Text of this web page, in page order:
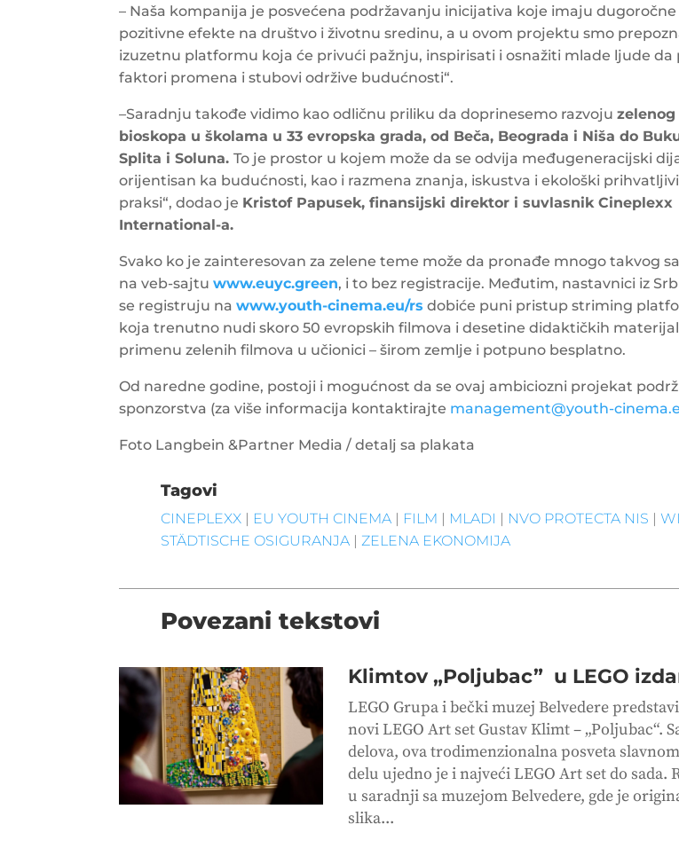
– Naša kompanija je posvećena podržavanju inicijativa koje imaju dugoročne
pozitivne efekte na društvo i životnu sredinu, a u ovom projektu smo
izuzetnu platformu koja će privući pažnju, inspirisati i osnažiti mlade ljude da
faktori promena i stubovi održive budućnosti“.
–Saradnju takođe vidimo kao odličnu priliku da doprinesemo razvojuzelenog
bioskopa u školama u 33 evropska grada, od Beča, Beograda i Niša do
Splita i Soluna.To je prostor u kojem može da se odvija međugeneracijski
orijentisan ka budućnosti, kao i razmena znanja, iskustva i ekološki
praksi“, dodao je Kristof Papusek, finansijski direktor i suvlasnik Cineplexx
International-a.
Svako ko je zainteresovan za zelene teme može da pronađe mnogo takvog
na veb-sajtuwww.euyc.green, i to bez registracije. Međutim, nastavnici iz
se registruju nawww.youth-cinema.eu/rs dobiće puni pristup striming
koja trenutno nudi skoro 50 evropskih filmova i desetine didaktičkih
primenu zelenih filmova u učionici – širom zemlje i potpuno besplatno.
Od naredne godine, postoji i mogućnost da se ovaj ambiciozni projekat
sponzorstva (za više informacija kontaktirajte management@youth-
Foto Langbein &Partner Media / detalj sa plakata
Tagovi
CINEPLEXX | EU YOUTH CINEMA | FILM | MLADI | NVO PROTECTA NIS |
STÄDTISCHE OSIGURANJA |ZELENA EKONOMIJA
Povezani tekstovi
Klimtov „Poljubac” u LEGO
LEGO Grupa i bečki muzej Belvedere
novi LEGO Art set Gustav Klimt – „Poljubac“.
delova, ova trodimenzionalna posveta
delu ujedno je i najveći LEGO Art set do sada.
u saradnji sa muzejom Belvedere, gde je
slika...